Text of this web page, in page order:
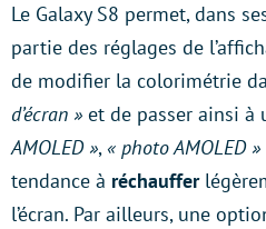
Le Galaxy S8 permet, dans
partie des réglages de
de modifier la colorimétrie
d’écran » et de passer ainsi à
AMOLED »,« photo AMOLED »
tendance à réchauffer
l’écran. Par ailleurs, une